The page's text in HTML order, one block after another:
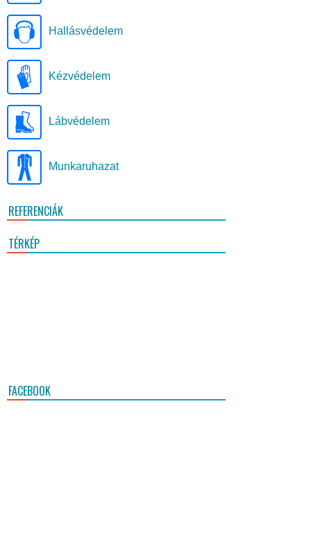
Hallásvédelem
Kézvédelem
Lábvédelem
Munkaruhazat
REFERENCIÁK
TÉRKÉP
FACEBOOK